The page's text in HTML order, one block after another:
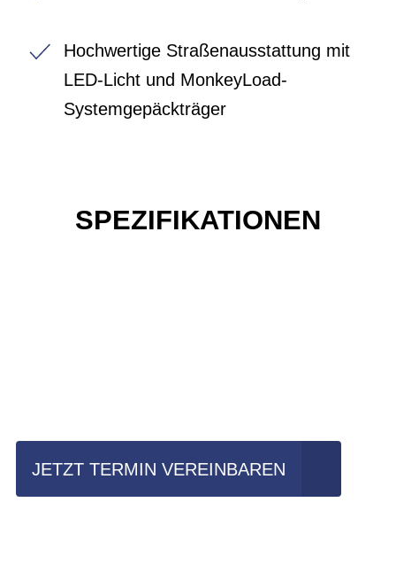
Hochwertige Straßenausstattung mit
LED-Licht und MonkeyLoad-
Systemgepäckträger
SPEZIFIKATIONEN
JETZT TERMIN VEREINBAREN